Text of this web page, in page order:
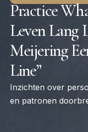
Practice
Leven Lang
Meijering
Line”
Inzichten over
en patronen